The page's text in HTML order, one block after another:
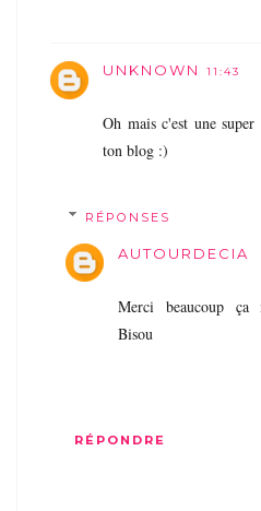
UNKNOWN 11:43
Oh mais c'est une
ton blog :)
RÉPONSES
AUTOURDECIA
Merci beaucoup ça
Bisou
RÉPONDRE